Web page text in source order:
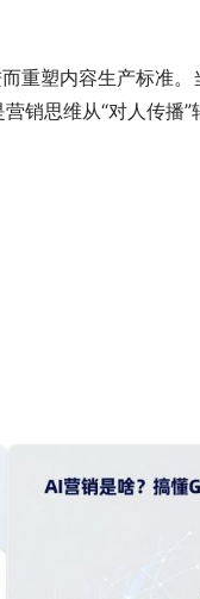
重塑内容生产标准
销思维从“对人传播”